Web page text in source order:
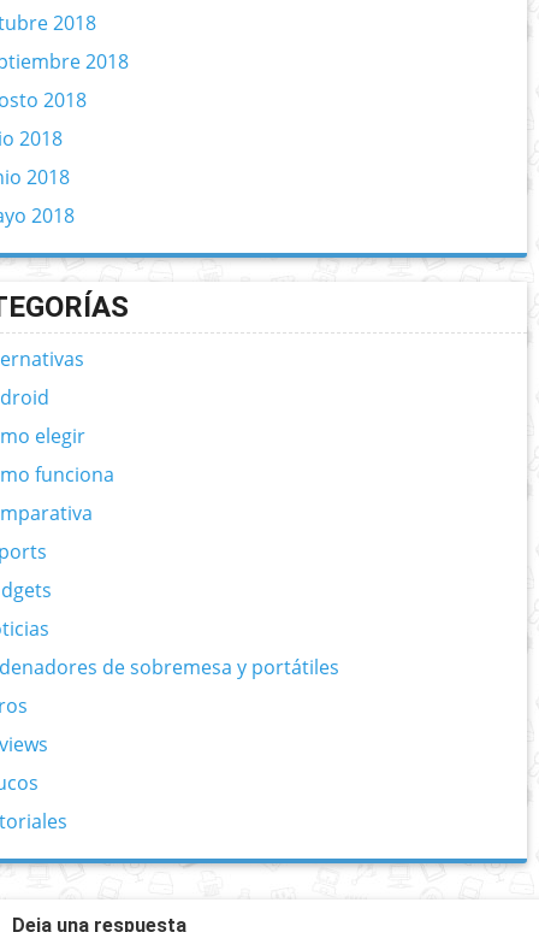
2018
2018
2018
2018
2018
2018
elegir
funciona
de sobremesa y portátiles
Deja una respuesta